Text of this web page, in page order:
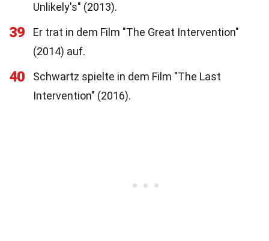
Unlikely's" (2013).
39
Er trat in dem Film "The Great Intervention"
(2014) auf.
40
Schwartz spielte in dem Film "The Last
Intervention" (2016).